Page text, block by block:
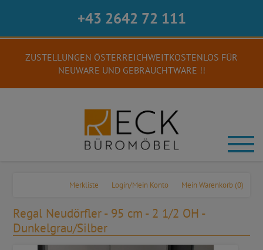
+43 2642 72 111
ZUSTELLUNGEN ÖSTERREICHWEITKOSTENLOS FÜR
NEUWARE UND GEBRAUCHTWARE !!
Mein Warenkorb (0)
Login/Mein Konto
Merkliste
Regal Neudörfler - 95 cm - 2 1/2 OH -
Dunkelgrau/Silber